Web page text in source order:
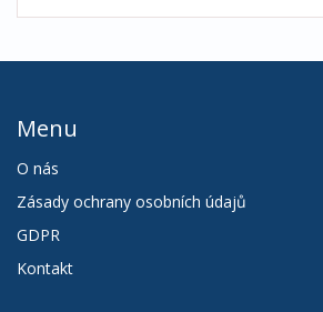
Menu
O nás
Zásady ochrany osobních údajů
GDPR
Kontakt